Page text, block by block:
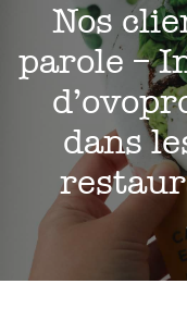
Nos
parole –
dans